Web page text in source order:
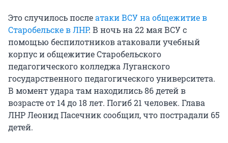
Это случилось послеатаки ВСУ на общежитие в
Старобельске в ЛНР. В ночь на 22 мая ВСУ с
помощью беспилотников атаковали учебный
корпус и общежитие Старобельского
педагогического колледжа Луганского
государственного педагогического университета.
В момент удара там находились 86 детей в
возрасте от 14 до 18 лет. Погиб 21 человек. Глава
ЛНР Леонид Пасечник сообщил, что пострадали 65
детей.